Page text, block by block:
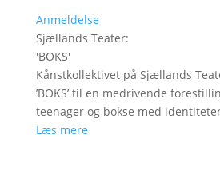
Anmeldelse
Sjællands Teater:
'BOKS'
Kånstkollektivet på Sjællands
’BOKS’ til en medrivende
teenager og bokse med
Læs mere